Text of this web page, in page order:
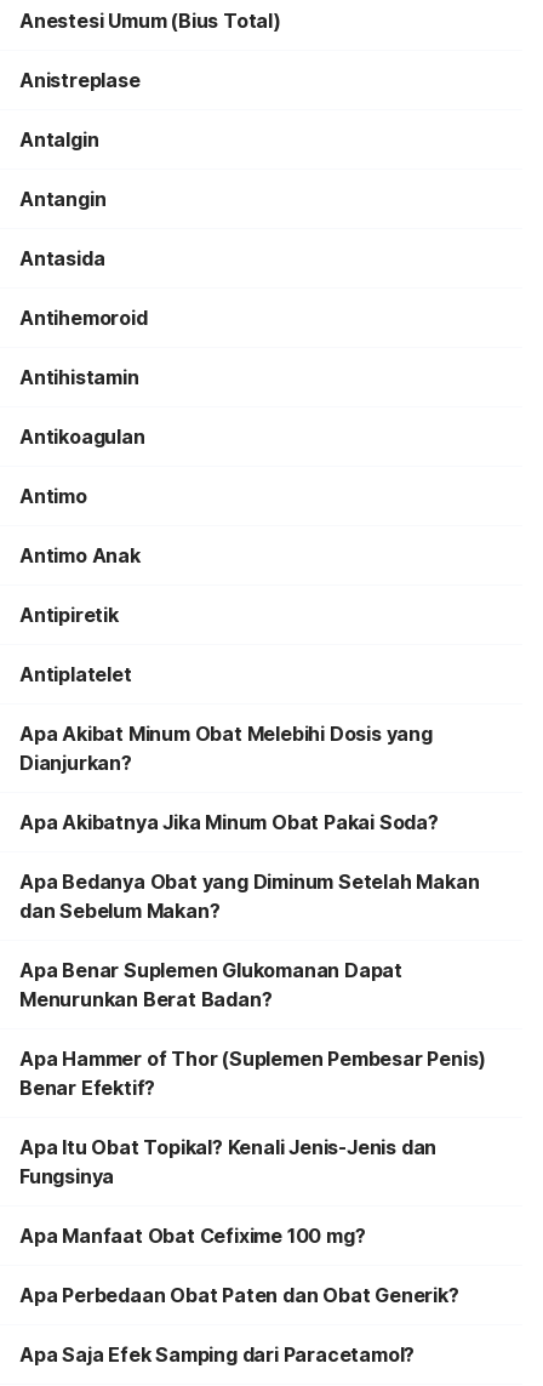
Anestesi Umum (Bius Total)
Anistreplase
Antalgin
Antangin
Antasida
Antihemoroid
Antihistamin
Antikoagulan
Antimo
Antimo Anak
Antipiretik
Antiplatelet
Apa Akibat Minum Obat Melebihi Dosis yang
Dianjurkan?
Apa Akibatnya Jika Minum Obat Pakai Soda?
Apa Bedanya Obat yang Diminum Setelah Makan
dan Sebelum Makan?
Apa Benar Suplemen Glukomanan Dapat
Menurunkan Berat Badan?
Apa Hammer of Thor (Suplemen Pembesar Penis)
Benar Efektif?
Apa Itu Obat Topikal? Kenali Jenis-Jenis dan
Fungsinya
Apa Manfaat Obat Cefixime 100 mg?
Apa Perbedaan Obat Paten dan Obat Generik?
Apa Saja Efek Samping dari Paracetamol?